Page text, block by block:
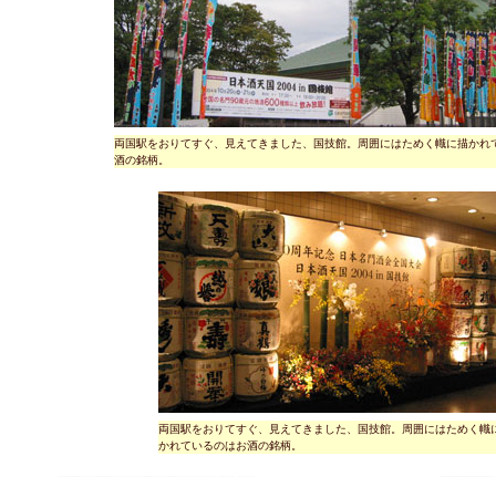
両国駅をおりてすぐ、見えてきました、国技館。周囲にはためく幟に描かれ
酒の銘柄。
両国駅をおりてすぐ、見えてきました、国技館。周囲にはためく幟
かれているのはお酒の銘柄。